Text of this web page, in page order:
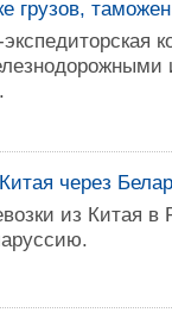
грузов,
через
из Китая